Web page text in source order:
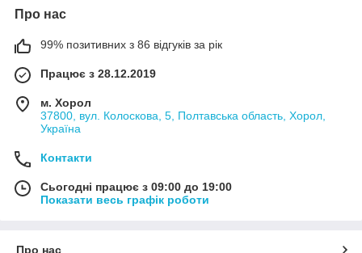
Про нас
99% позитивних з 86 відгуків за рік
Працює з 28.12.2019
м. Хорол
37800, вул. Колоскова, 5, Полтавська область, Хорол,
Україна
Контакти
Сьогодні працює з 09:00 до 19:00
Показати весь графік роботи
Про нас